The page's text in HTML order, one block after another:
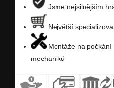
Jsme nejsilnějším
Největší
Montáže na počkání
mechaniků